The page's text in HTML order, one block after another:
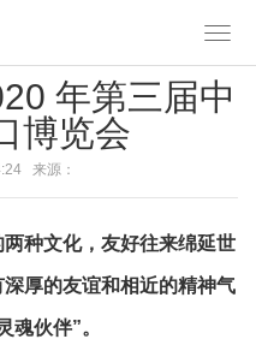
o
a
v
年第三届中
博览会
来源：
种文化，友好往来绵延世
厚的友谊和相近的精神气
魂伙伴”。